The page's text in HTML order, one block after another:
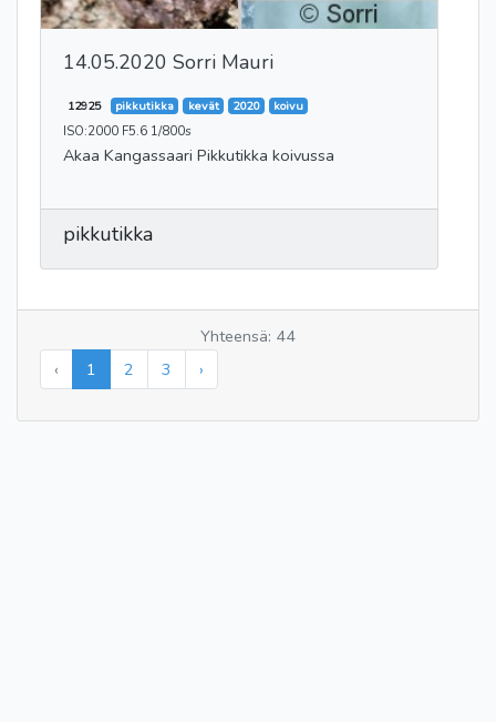
14.05.2020 Sorri Mauri
12925 pikkutikka kevät 2020 koivu
ISO:2000 F5.6 1/800s
Akaa Kangassaari Pikkutikka koivussa
pikkutikka
Yhteensä: 44
‹
1 2 3 ›